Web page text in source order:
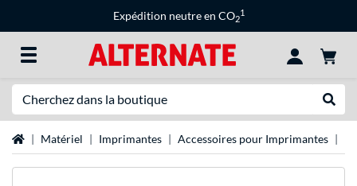
Expédition neutre en CO2
1
Page d'accueil
Matériel Imprimantes Accessoires pour Imprimantes